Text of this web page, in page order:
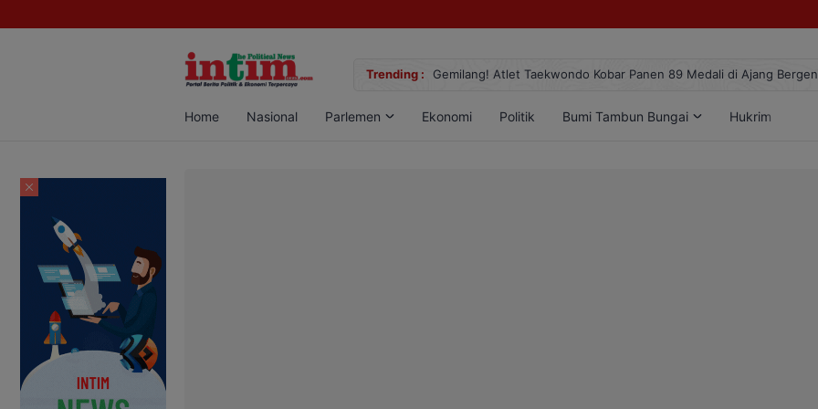
Trending :
Sabu di Pangkalan Bun, Dua Pelaku Diamankan Gemilang! Atlet Taekwondo Kobar Panen 89 Medali di Ajang
Home Nasional Parlemen Ekonomi Politik Bumi Tambun Bungai Hukrim